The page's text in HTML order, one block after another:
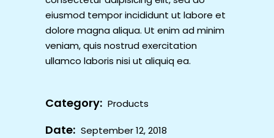
eiusmod tempor incididunt ut labore et
dolore magna aliqua. Ut enim ad minim
veniam, quis nostrud exercitation
ullamco laboris nisi ut aliquiq ea.
Category: Products
Date: September 12, 2018